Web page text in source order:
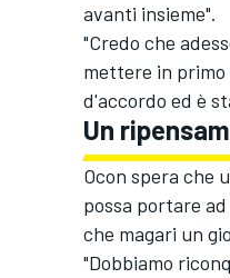
avanti insieme".
"Credo che
mettere in
d'accordo ed è
Un
Ocon spera che
possa portare
che magari un
"Dobbiamo